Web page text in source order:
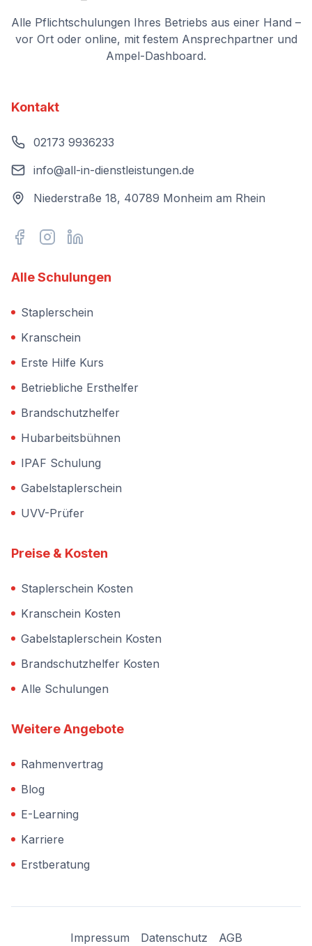
Alle Pflichtschulungen Ihres Betriebs aus einer Hand –
vor Ort oder online, mit festem Ansprechpartner und
Ampel-Dashboard.
Kontakt
02173 9936233
info@all-in-dienstleistungen.de
Niederstraße 18, 40789 Monheim am Rhein
Alle Schulungen
Staplerschein
Kranschein
Erste Hilfe Kurs
Betriebliche Ersthelfer
Brandschutzhelfer
Hubarbeitsbühnen
IPAF Schulung
Gabelstaplerschein
UVV-Prüfer
Preise & Kosten
Staplerschein Kosten
Kranschein Kosten
Gabelstaplerschein Kosten
Brandschutzhelfer Kosten
Alle Schulungen
Weitere Angebote
Rahmenvertrag
Blog
E-Learning
Karriere
Erstberatung
Impressum Datenschutz AGB